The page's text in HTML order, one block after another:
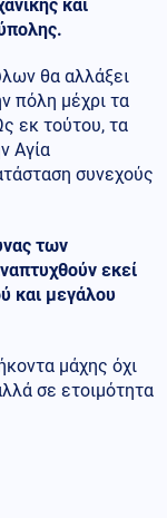
και
θα αλλάξει
πόλη μέχρι τα
εκ τούτου, τα
Αγία
συνεχούς
των
εκεί
και μεγάλου
μάχης όχι
σε ετοιμότητα